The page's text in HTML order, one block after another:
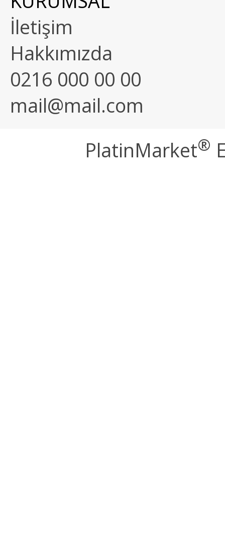
İletişim
Hakkımızda
0216 000 00 00
mail@mail.com
PlatinMarket®